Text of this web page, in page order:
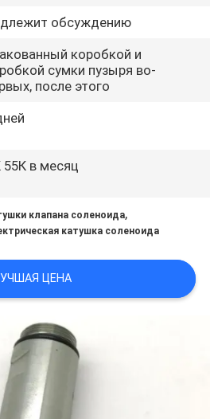
обсуждению
коробкой и
сумки пузыря во-
после этого
55К в месяц
клапана соленоида,
катушка соленоида
ЦЕНА